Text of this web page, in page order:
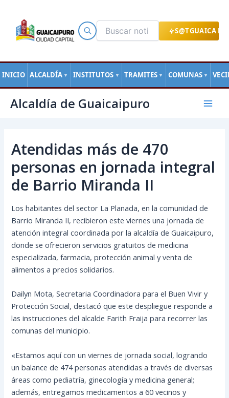
S@TGUAICA
INICIO ALCALDÍA ▼ INSTITUTOS ▼ TRAMITES ▼ COMUNAS ▼
contenido
Alcaldía de Guaicaipuro
Main
Atendidas más de 470
personas en jornada integral
de Barrio Miranda II
Los habitantes del sector La Planada, en la comunidad de
Barrio Miranda II, recibieron este viernes una jornada de
atención integral coordinada por la alcaldía de Guaicaipuro,
donde se ofrecieron servicios gratuitos de medicina
especializada, farmacia, protección animal y venta de
alimentos a precios solidarios.
Dailyn Mota, Secretaria Coordinadora para el Buen Vivir y
Protección Social, destacó que este despliegue responde a
las instrucciones del alcalde Farith Fraija para recorrer las
comunas del municipio.
«Estamos aquí con un viernes de jornada social, logrando
un balance de 474 personas atendidas a través de diversas
áreas como pediatría, ginecología y medicina general;
además, entregamos medicamentos a 60 vecinos y
de